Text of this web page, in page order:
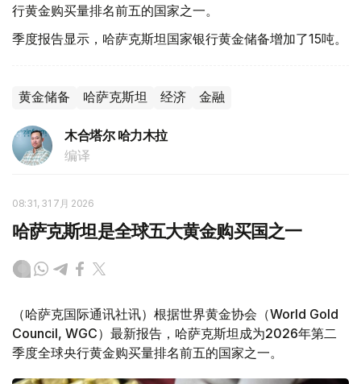
行黄金购买量排名前五的国家之一。
季度报告显示，哈萨克斯坦国家银行黄金储备增加了15吨。
黄金储备 哈萨克斯坦 经济 金融
木合塔尔 哈力木拉
编译
08:31, 31 7月 2026
哈萨克斯坦是全球五大黄金购买国之一
（哈萨克国际通讯社讯）根据世界黄金协会（World Gold
Council, WGC）最新报告，哈萨克斯坦成为2026年第二
季度全球央行黄金购买量排名前五的国家之一。